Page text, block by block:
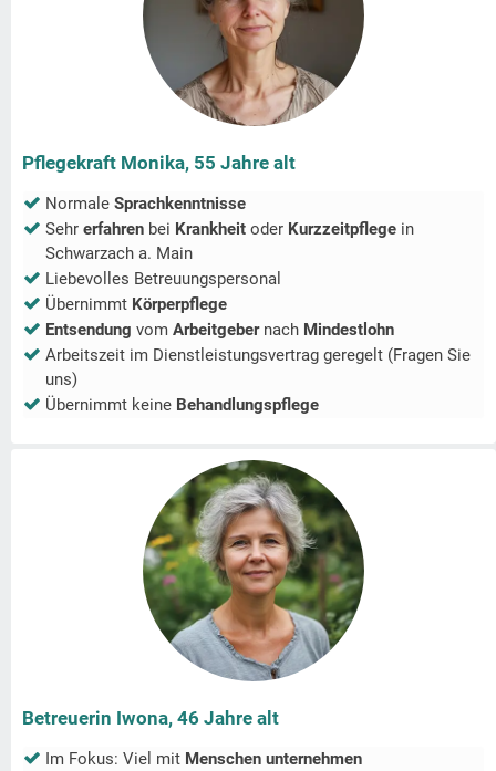
Pflegekraft Monika, 55 Jahre alt
Normale Sprachkenntnisse
Sehr erfahren bei Krankheit oder Kurzzeitpflege in
Schwarzach a. Main
Liebevolles Betreuungspersonal
Übernimmt Körperpflege
Entsendung vom Arbeitgeber nach Mindestlohn
Arbeitszeit im Dienstleistungsvertrag geregelt (Fragen Sie
uns)
Übernimmt keine Behandlungspflege
Betreuerin Iwona, 46 Jahre alt
Im Fokus: Viel mit Menschen unternehmen